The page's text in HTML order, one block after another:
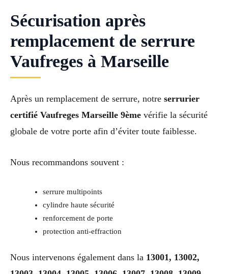
Sécurisation après
remplacement de serrure
Vaufreges à Marseille
Après un remplacement de serrure, notre serrurier
certifié Vaufreges Marseille 9ème vérifie la sécurité
globale de votre porte afin d’éviter toute faiblesse.
Nous recommandons souvent :
serrure multipoints
cylindre haute sécurité
renforcement de porte
protection anti-effraction
Nous intervenons également dans la 13001, 13002,